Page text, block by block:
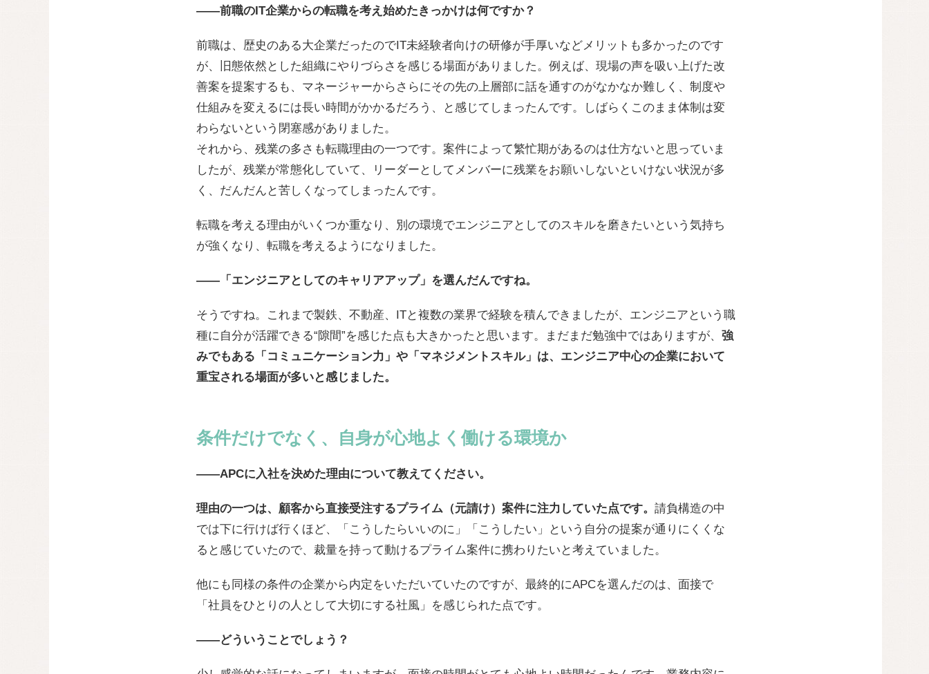
——前職のIT企業からの転職を考え始めたきっかけは何ですか？
前職は、歴史のある大企業だったのでIT未経験者向けの研修が手厚いなどメリットも多かったのです
が、旧態依然とした組織にやりづらさを感じる場面がありました。例えば、現場の声を吸い上げた改
善案を提案するも、マネージャーからさらにその先の上層部に話を通すのがなかなか難しく、制度や
仕組みを変えるには長い時間がかかるだろう、と感じてしまったんです。しばらくこのまま体制は変
わらないという閉塞感がありました。
それから、残業の多さも転職理由の一つです。案件によって繁忙期があるのは仕方ないと思っていま
したが、残業が常態化していて、リーダーとしてメンバーに残業をお願いしないといけない状況が多
く、だんだんと苦しくなってしまったんです。
転職を考える理由がいくつか重なり、別の環境でエンジニアとしてのスキルを磨きたいという気持ち
が強くなり、転職を考えるようになりました。
——「エンジニアとしてのキャリアアップ」を選んだんですね。
そうですね。これまで製鉄、不動産、ITと複数の業界で経験を積んできましたが、エンジニアという職
種に自分が活躍できる“隙間”を感じた点も大きかったと思います。まだまだ勉強中ではありますが、 強
みでもある「コミュニケーション力」や「マネジメントスキル」は、エンジニア中心の企業において
重宝される場面が多いと感じました。
条件だけでなく、自身が心地よく働ける環境か
——APCに入社を決めた理由について教えてください。
理由の一つは、顧客から直接受注するプライム（元請け）案件に注力していた点です。 請負構造の中
では下に行けば行くほど、「こうしたらいいのに」「こうしたい」という自分の提案が通りにくくな
ると感じていたので、裁量を持って動けるプライム案件に携わりたいと考えていました。
他にも同様の条件の企業から内定をいただいていたのですが、最終的にAPCを選んだのは、面接で
「社員をひとりの人として大切にする社風」を感じられた点です。
——どういうことでしょう？